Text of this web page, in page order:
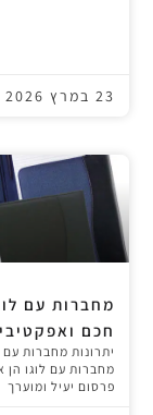
23 במרץ 2026
מחברות עם
חכם ואפקטיבי
יתרונות מחברות עם
מחברות עם לוגו הן
פרסום יעיל ומוערך